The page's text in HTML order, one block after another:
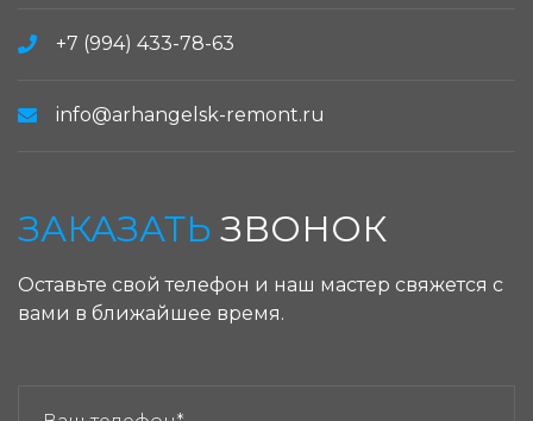
+7 (994) 433-78-63
info@arhangelsk-remont.ru
ЗАКАЗАТЬ ЗВОНОК
Оставьте свой телефон и наш мастер свяжется с
вами в ближайшее время.